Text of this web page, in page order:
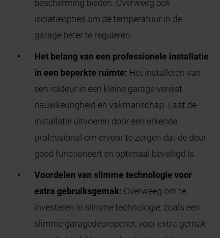
bescherming bieden. Overweeg ook
isolatieopties om de temperatuur in de
garage beter te reguleren.
Het belang van een professionele installatie
in een beperkte ruimte: Het installeren van
een roldeur in een kleine garage vereist
nauwkeurigheid en vakmanschap. Laat de
installatie uitvoeren door een erkende
professional om ervoor te zorgen dat de deur
goed functioneert en optimaal beveiligd is.
Voordelen van slimme technologie voor
extra gebruiksgemak: Overweeg om te
investeren in slimme technologie, zoals een
slimme garagedeuropener, voor extra gemak